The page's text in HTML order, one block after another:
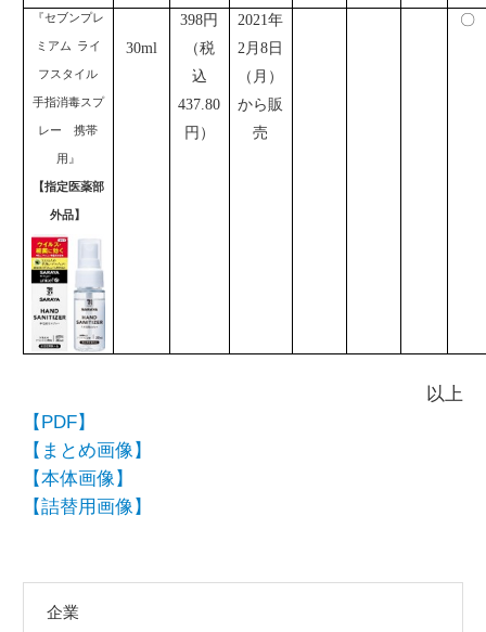
企業
『セブンプレ
ミアム ライ
フスタイル
手指消毒スプ
レー 携帯
用』
【指定医薬部
外品】
30ml
398円
（税
込
437.80
円）
2021年
2 月8日
（月）
から販
売
〇
以上
【PDF】
【まとめ画像】
【本体画像】
【詰替用画像】